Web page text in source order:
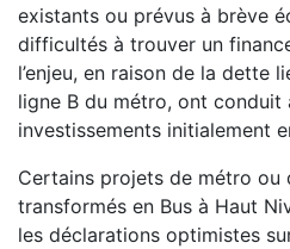
existants ou prévus à brève
difficultés à trouver un
l’enjeu, en raison de la dette
ligne B du métro, ont conduit
investissements initialement
Certains projets de métro ou
transformés en Bus à Haut
les déclarations optimistes